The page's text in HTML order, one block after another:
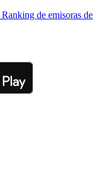
Ranking de emisoras de